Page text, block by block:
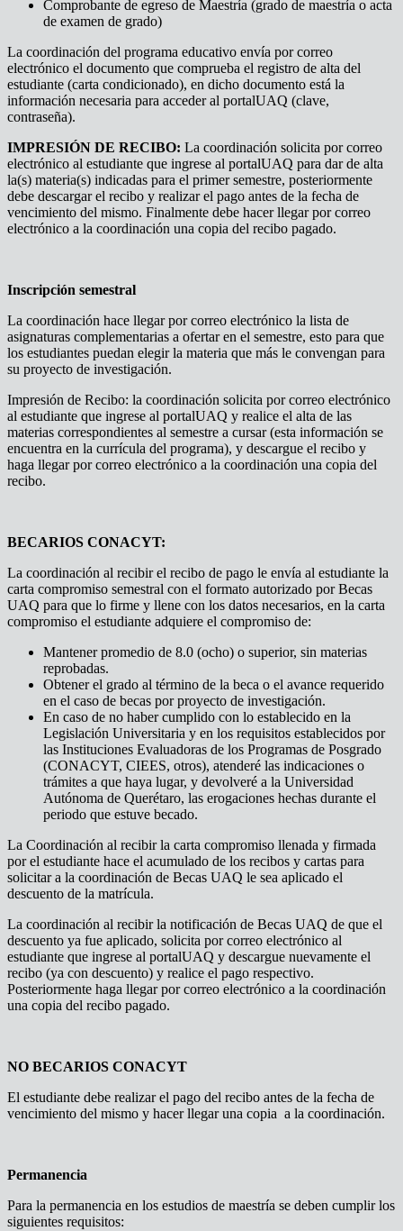
Comprobante de egreso de Maestría (grado de maestría o acta
de examen de grado)
La coordinación del programa educativo envía por correo
electrónico el documento que comprueba el registro de alta del
estudiante (carta condicionado), en dicho documento está la
información necesaria para acceder al portalUAQ (clave,
contraseña).
IMPRESIÓN DE RECIBO: La coordinación solicita por correo
electrónico al estudiante que ingrese al portalUAQ para dar de alta
la(s) materia(s) indicadas para el primer semestre, posteriormente
debe descargar el recibo y realizar el pago antes de la fecha de
vencimiento del mismo. Finalmente debe hacer llegar por correo
electrónico a la coordinación una copia del recibo pagado.
Inscripción semestral
La coordinación hace llegar por correo electrónico la lista de
asignaturas complementarias a ofertar en el semestre, esto para que
los estudiantes puedan elegir la materia que más le convengan para
su proyecto de investigación.
Impresión de Recibo: la coordinación solicita por correo electrónico
al estudiante que ingrese al portalUAQ y realice el alta de las
materias correspondientes al semestre a cursar (esta información se
encuentra en la currícula del programa), y descargue el recibo y
haga llegar por correo electrónico a la coordinación una copia del
recibo.
BECARIOS CONACYT:
La coordinación al recibir el recibo de pago le envía al estudiante la
carta compromiso semestral con el formato autorizado por Becas
UAQ para que lo firme y llene con los datos necesarios, en la carta
compromiso el estudiante adquiere el compromiso de:
Mantener promedio de 8.0 (ocho) o superior, sin materias
reprobadas.
Obtener el grado al término de la beca o el avance requerido
en el caso de becas por proyecto de investigación.
En caso de no haber cumplido con lo establecido en la
Legislación Universitaria y en los requisitos establecidos por
las Instituciones Evaluadoras de los Programas de Posgrado
(CONACYT, CIEES, otros), atenderé las indicaciones o
trámites a que haya lugar, y devolveré a la Universidad
Autónoma de Querétaro, las erogaciones hechas durante el
periodo que estuve becado.
La Coordinación al recibir la carta compromiso llenada y firmada
por el estudiante hace el acumulado de los recibos y cartas para
solicitar a la coordinación de Becas UAQ le sea aplicado el
descuento de la matrícula.
La coordinación al recibir la notificación de Becas UAQ de que el
descuento ya fue aplicado, solicita por correo electrónico al
estudiante que ingrese al portalUAQ y descargue nuevamente el
recibo (ya con descuento) y realice el pago respectivo.
Posteriormente haga llegar por correo electrónico a la coordinación
una copia del recibo pagado.
NO BECARIOS CONACYT
El estudiante debe realizar el pago del recibo antes de la fecha de
vencimiento del mismo y hacer llegar una copia a la coordinación.
Permanencia
Para la permanencia en los estudios de maestría se deben cumplir los
siguientes requisitos: